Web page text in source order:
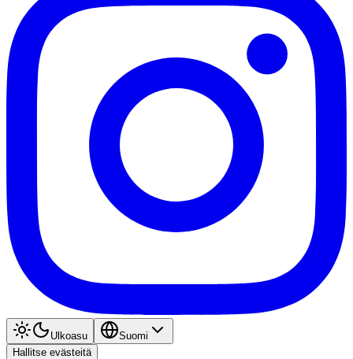
Ulkoasu
Suomi
Hallitse evästeitä